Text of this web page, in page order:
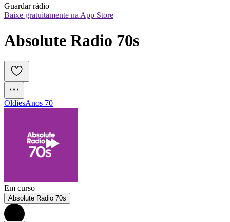
Guardar rádio
Baixe gratuitamente na App Store
Absolute Radio 70s
OldiesAnos 70
Em curso
Absolute Radio 70s